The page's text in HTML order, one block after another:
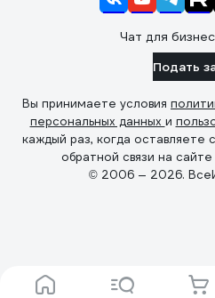
Чат для
Подать
Вы принимаете условия
персональных данных и
каждый раз, когда оставляете
обратной связи на
© 2006 — 2026.